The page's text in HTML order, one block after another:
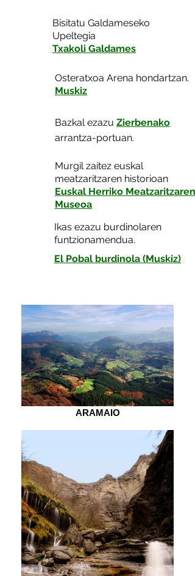
Bisitatu Galdameseko
Upeltegia
Txakoli Galdames
Osteratxoa Arena hondartzan.
Muskiz
Bazkal ezazu Zierbenako
arrantza-portuan.
Murgil zaitez euskal
meatzaritzaren historioan
Euskal Herriko Meatzaritzaren
Museoa
Ikas ezazu burdinolaren
funtzionamendua.
El Pobal burdinola (Muskiz)
ARAMAIO